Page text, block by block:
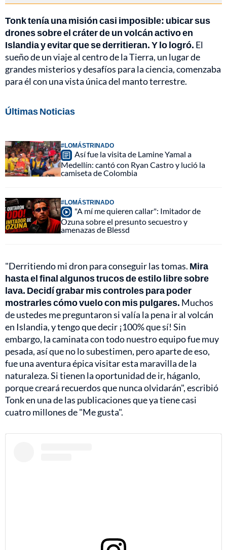
Tonk tenía una misión casi imposible: ubicar sus
drones sobre el cráter de un volcán activo en
Islandia y evitar que se derritieran. Y lo logró. El
sueño de un viaje al centro de la Tierra, un lugar de
grandes misterios y desafíos para la ciencia, comenzaba
para él con una vista única del manto terrestre.
Últimas Noticias
#LOMÁSTRINADO
Así fue la visita de Lamine Yamal a
Medellín: cantó con Ryan Castro y lució la
camiseta de Colombia
#LOMÁSTRINADO
"A mí me quieren callar": Imitador de
Ozuna sobre el presunto secuestro y
amenazas de Blessd
"Derritiendo mi dron para conseguir las tomas. Mira
hasta el final algunos trucos de estilo libre sobre
lava. Decidí grabar mis controles para poder
mostrarles cómo vuelo con mis pulgares. Muchos
de ustedes me preguntaron si valía la pena ir al volcán
en Islandia, y tengo que decir ¡100% que sí! Sin
embargo, la caminata con todo nuestro equipo fue muy
pesada, así que no lo subestimen, pero aparte de eso,
fue una aventura épica visitar esta maravilla de la
naturaleza. Si tienen la oportunidad de ir, háganlo,
porque creará recuerdos que nunca olvidarán", escribió
Tonk en una de las publicaciones que ya tiene casi
cuatro millones de "Me gusta".